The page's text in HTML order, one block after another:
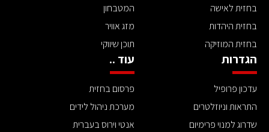
בחזית לאישה
בחזית היהדות
בחזית המוזיקה
המטבחון
מזג אוויר
תוכן שיווקי
הגדרות
עדכון פרופיל
התראות וניוזלטרים
שדרוג למנוי פרימיום
עוד ..
פרסום בחזית
מערכת ניהול לידים
אנטי וירוס בעברית